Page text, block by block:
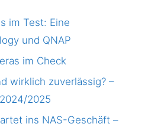
im Test: Eine
und QNAP
im Check
wirklich zuverlässig? –
2025
ins NAS-Geschäft –